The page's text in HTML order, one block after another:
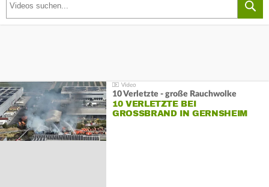
10 Verletzte - große Rauchwolke
10 VERLETZTE BEI
GROSSBRAND IN GERNSHEIM